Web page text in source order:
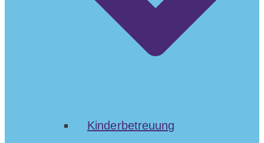
Kinderbetreuung